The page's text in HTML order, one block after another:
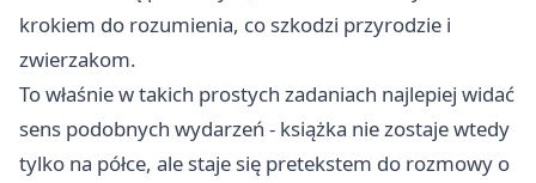
krokiem do rozumienia, co szkodzi przyrodzie i
zwierzakom.
To właśnie w takich prostych zadaniach najlepiej widać
sens podobnych wydarzeń - książka nie zostaje wtedy
tylko na półce, ale staje się pretekstem do rozmowy o